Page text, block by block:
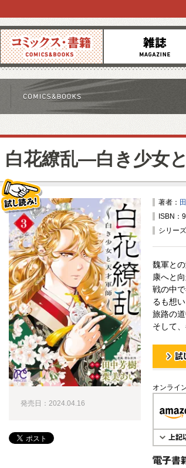
コミックス 雑誌
白花繚乱—白き少女
著者：
ISBN：
シリーズ
魏軍と
康へと向
戦の中
るも想
旅路の
そして
試し読み！
オンライ
発売日：2024.04.16